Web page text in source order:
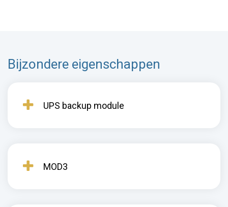
Bijzondere eigenschappen
UPS backup module
MOD3